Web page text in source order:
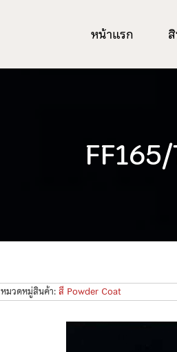
หน้าแรก
หมวดหมู่สินค้า:สี Powder Coat